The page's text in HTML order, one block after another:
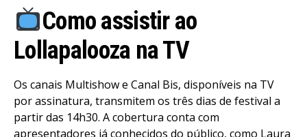
Como assistir ao
Lollapalooza na TV
Os canais Multishow e Canal Bis, disponíveis na TV
por assinatura, transmitem os três dias de festival a
partir das 14h30. A cobertura conta com
apresentadores já conhecidos do público, como Laura